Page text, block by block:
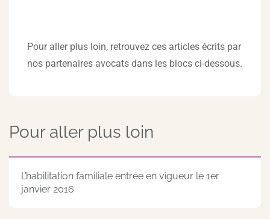
Pour aller plus loin, retrouvez ces articles écrits par
nos partenaires avocats dans les blocs ci-dessous.
Pour aller plus loin
L’habilitation familiale entrée en vigueur le 1er
janvier 2016